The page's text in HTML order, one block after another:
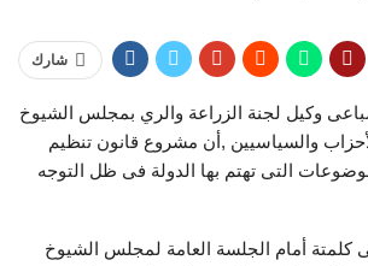
شارك
وكيل لجنة الزراعة والري بمجلس الشيوخ
والسياسيين ,أن مشروع قانون تنظيم
التى تهتم بها الدولة فى ظل التوجه
أمام الجلسة العامة لمجلس الشيوخ